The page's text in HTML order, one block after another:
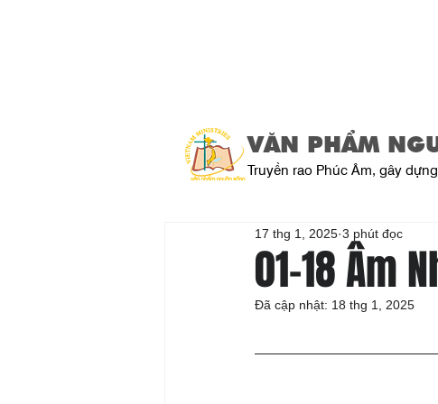
VĂN PHẨM
Truyền rao Phúc Âm, gây
01-18 Âm
17 thg 1, 2025 3 phút đọc
Đã cập nhật: 18 thg 1, 2025